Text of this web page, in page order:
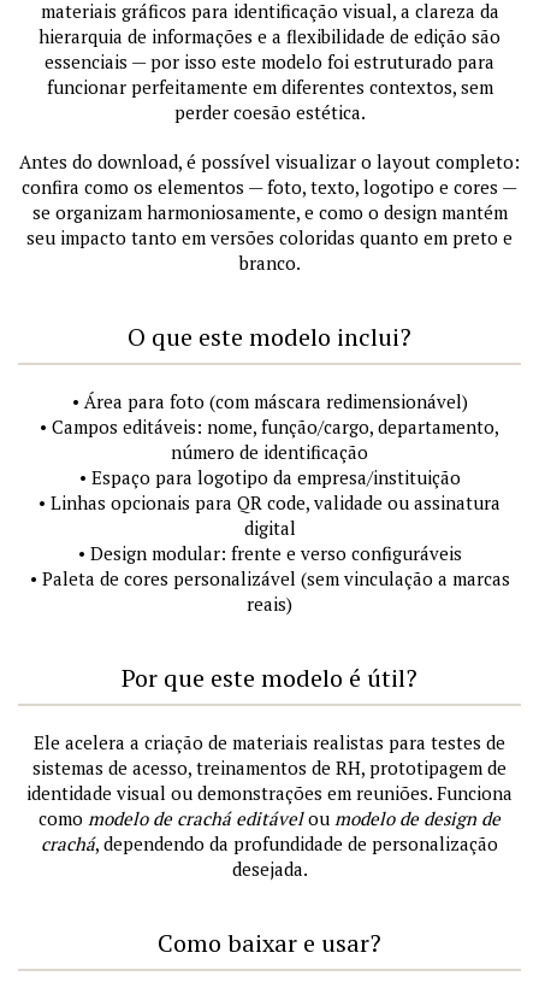
materiais gráficos para identificação visual, a clareza da
hierarquia de informações e a flexibilidade de edição são
essenciais — por isso este modelo foi estruturado para
funcionar perfeitamente em diferentes contextos, sem
perder coesão estética.
Antes do download, é possível visualizar o layout completo:
confira como os elementos — foto, texto, logotipo e cores —
se organizam harmoniosamente, e como o design mantém
seu impacto tanto em versões coloridas quanto em preto e
branco.
O que este modelo inclui?
• Área para foto (com máscara redimensionável)
• Campos editáveis: nome, função/cargo, departamento,
número de identificação
• Espaço para logotipo da empresa/instituição
• Linhas opcionais para QR code, validade ou assinatura
digital
• Design modular: frente e verso configuráveis
• Paleta de cores personalizável (sem vinculação a marcas
reais)
Por que este modelo é útil?
Ele acelera a criação de materiais realistas para testes de
sistemas de acesso, treinamentos de RH, prototipagem de
identidade visual ou demonstrações em reuniões. Funciona
como modelo de crachá editávelou modelo de design de
crachá, dependendo da profundidade de personalização
desejada.
Como baixar e usar?